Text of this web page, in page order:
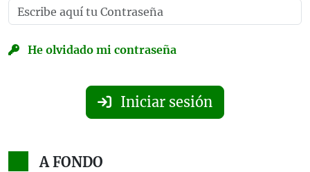
He olvidado mi contraseña
Iniciar sesión
A FONDO